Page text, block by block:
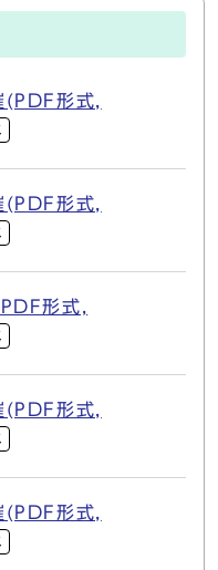
形式,
形式,
形式,
形式,
形式,